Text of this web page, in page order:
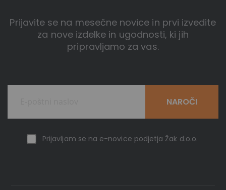
Prijavite se na mesečne novice in prvi izvedite
za nove izdelke in ugodnosti, ki jih
pripravljamo za vas.
Prijavljam se na e-novice podjetja Žak d.o.o.
NAROČI